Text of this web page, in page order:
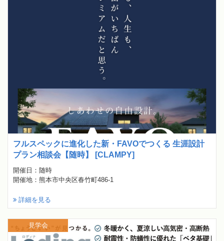
フルスペックに進化した新・FAVOでつくる 生涯設計
プラン相談会【随時】 [CLAMPY]
開催日：随時
開催地：熊本市中央区春竹町486-1
詳細を見る
見学会